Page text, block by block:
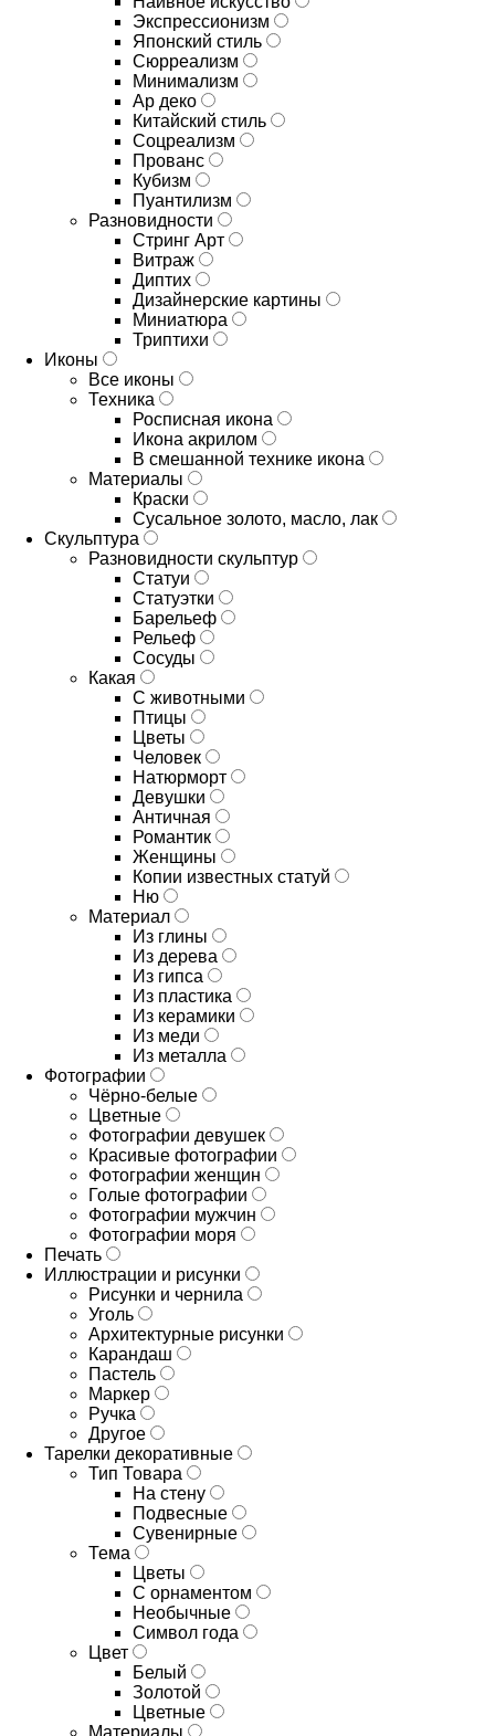
Экспрессионизм
Японский стиль
Сюрреализм
Минимализм
Ар деко
Китайский стиль
Соцреализм
Прованс
Кубизм
Пуантилизм
Разновидности
Стринг Арт
Витраж
Диптих
Дизайнерские картины
Миниатюра
Триптихи
Иконы
Все иконы
Техника
Росписная икона
Икона акрилом
В смешанной технике икона
Материалы
Краски
Сусальное золото, масло, лак
Скульптура
Разновидности скульптур
Статуи
Статуэтки
Барельеф
Рельеф
Сосуды
Какая
С животными
Птицы
Цветы
Человек
Натюрморт
Девушки
Античная
Романтик
Женщины
Копии известных статуй
Ню
Материал
Из глины
Из дерева
Из гипса
Из пластика
Из керамики
Из меди
Из металла
Фотографии
Чёрно-белые
Цветные
Фотографии девушек
Красивые фотографии
Фотографии женщин
Голые фотографии
Фотографии мужчин
Фотографии моря
Печать
Иллюстрации и рисунки
Рисунки и чернила
Уголь
Архитектурные рисунки
Карандаш
Пастель
Маркер
Ручка
Другое
Тарелки декоративные
Тип Товара
На стену
Подвесные
Сувенирные
Тема
Цветы
С орнаментом
Необычные
Символ года
Цвет
Белый
Золотой
Цветные
Материалы